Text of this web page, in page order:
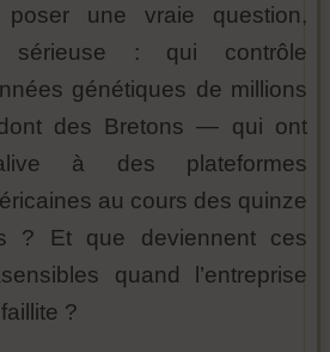
poser une vraie question,
sérieuse : qui contrôle
génétiques de millions
des Bretons — qui ont
à des plateformes
au cours des quinze
? Et que deviennent ces
quand l’entreprise
?